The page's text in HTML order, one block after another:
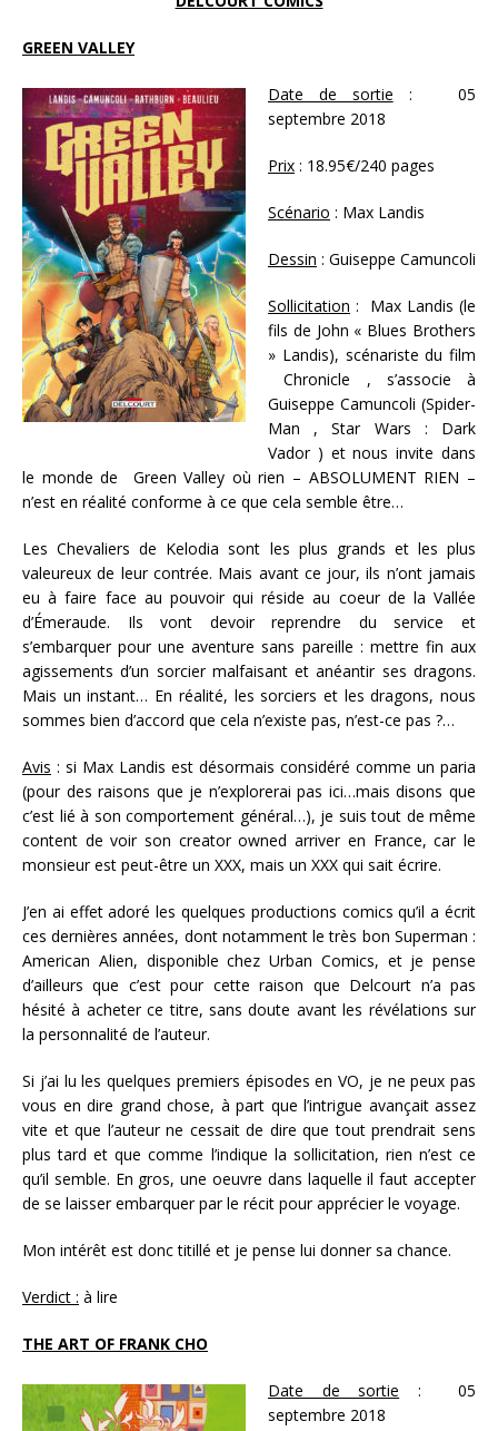
GREEN VALLEY
Date de sortie : 05
septembre 2018
Prix : 18.95€/240 pages
Scénario : Max Landis
Dessin : Guiseppe Camuncoli
Sollicitation : Max Landis (le
fils de John « Blues Brothers
» Landis), scénariste du film
Chronicle , s’associe à
Guiseppe Camuncoli (Spider-
Man , Star Wars : Dark
Vador ) et nous invite dans
le monde de Green Valley où rien – ABSOLUMENT RIEN –
n’est en réalité conforme à ce que cela semble être…
Les Chevaliers de Kelodia sont les plus grands et les plus
valeureux de leur contrée. Mais avant ce jour, ils n’ont jamais
eu à faire face au pouvoir qui réside au coeur de la Vallée
d’Émeraude. Ils vont devoir reprendre du service et
s’embarquer pour une aventure sans pareille : mettre fin aux
agissements d’un sorcier malfaisant et anéantir ses dragons.
Mais un instant… En réalité, les sorciers et les dragons, nous
sommes bien d’accord que cela n’existe pas, n’est-ce pas ?…
Avis : si Max Landis est désormais considéré comme un paria
(pour des raisons que je n’explorerai pas ici…mais disons que
c’est lié à son comportement général…), je suis tout de même
content de voir son creator owned arriver en France, car le
monsieur est peut-être un XXX, mais un XXX qui sait écrire.
J’en ai effet adoré les quelques productions comics qu’il a écrit
ces dernières années, dont notamment le très bon Superman :
American Alien, disponible chez Urban Comics, et je pense
d’ailleurs que c’est pour cette raison que Delcourt n’a pas
hésité à acheter ce titre, sans doute avant les révélations sur
la personnalité de l’auteur.
Si j’ai lu les quelques premiers épisodes en VO, je ne peux pas
vous en dire grand chose, à part que l’intrigue avançait assez
vite et que l’auteur ne cessait de dire que tout prendrait sens
plus tard et que comme l’indique la sollicitation, rien n’est ce
qu’il semble. En gros, une oeuvre dans laquelle il faut accepter
de se laisser embarquer par le récit pour apprécier le voyage.
Mon intérêt est donc titillé et je pense lui donner sa chance.
Verdict : à lire
THE ART OF FRANK CHO
Date de sortie : 05
septembre 2018